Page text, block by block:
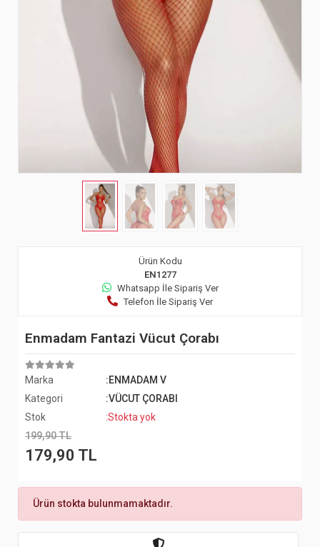
Ürün Kodu
EN1277
Whatsapp İle Sipariş Ver
Telefon İle Sipariş Ver
Enmadam Fantazi Vücut Çorabı
Marka
:ENMADAM V
Kategori
:VÜCUT ÇORABI
Stok
:Stokta yok
199,90 TL
179,90 TL
Ürün stokta bulunmamaktadır.